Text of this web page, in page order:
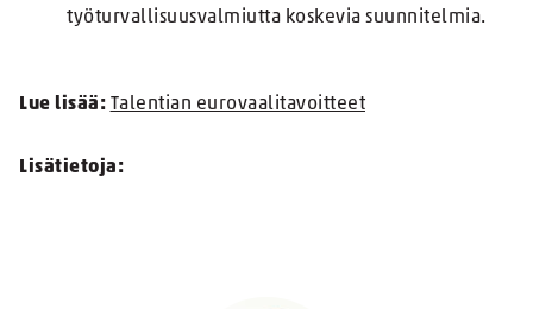
työturvallisuusvalmiutta koskevia suunnitelmia.
Lue lisää: Talentian eurovaalitavoitteet
Lisätietoja: